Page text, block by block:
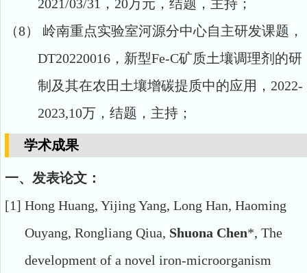
2021/03/31，20万元， 结题 ，主持；
（8） 岭南重点实验室河源分中心自主研发课题，
DT20220016 ，新型Fe-C矿质土壤调理剂的研
制及其在农田土壤增碳提质中的应用， 2022-
2023,10万， 结题，主持；
学术成果
一、发表论文：
[1] Hong Huang, Yijing Yang, Long Han, Haoming
Ouyang, Rongliang Qiua, Shuona Chen*, The
development of a novel iron-microorganism